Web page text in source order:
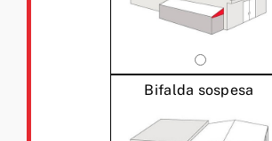
Bifalda sospesa